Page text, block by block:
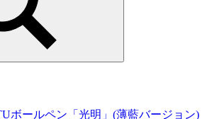
検
ボールペン「光明」(薄藍バージョン)